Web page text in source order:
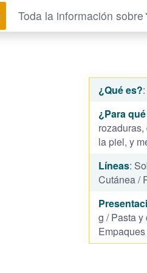
Toda la información sobre
¿Qué es?
¿Para
la piel, y
Líneas:
Cutánea /
g / Pasta y